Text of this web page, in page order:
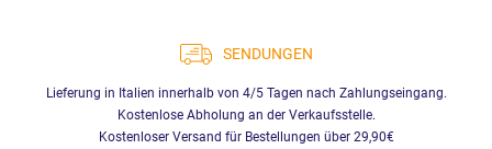
SENDUNGEN
Lieferung in Italien innerhalb von 4/5 Tagen nach Zahlungseingang.
Kostenlose Abholung an der Verkaufsstelle.
Kostenloser Versand für Bestellungen über 29,90€